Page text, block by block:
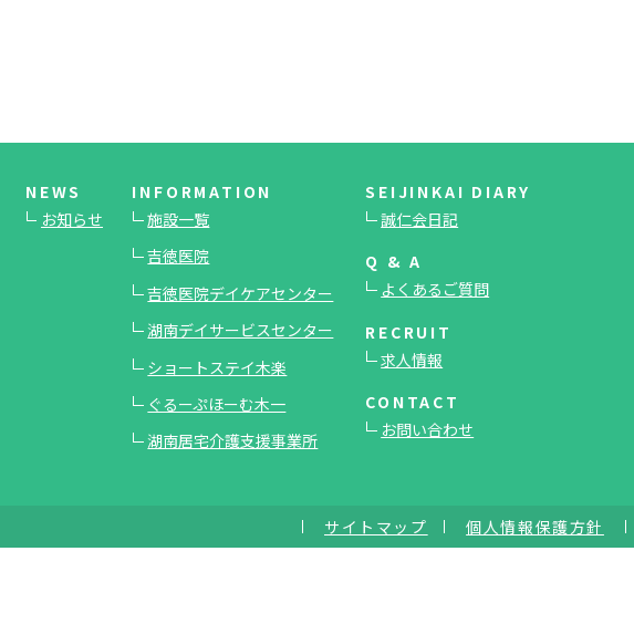
NEWS
お知らせ
INFORMATION
施設一覧
吉徳医院
吉徳医院デイケアセンター
湖南デイサービスセンター
ショートステイ木楽
ぐるーぷほーむ木一
湖南居宅介護支援事業所
SEIJINKAI DIARY
誠仁会日記
Q & A
よくあるご質問
RECRUIT
求人情報
CONTACT
お問い合わせ
サイトマップ 個人情報保護方針